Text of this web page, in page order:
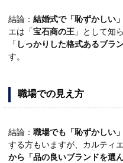
結論： 結婚式で「恥ずかしい
エは「宝石商の王 」として知
「 しっかりした格式あるブラ
す。
職場での見え方
結論： 職場でも「恥ずかしい
する方もいますが、カルティ
から「品の良いブランドを選